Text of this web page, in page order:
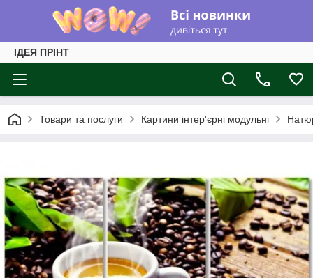
ІДЕЯ ПРІНТ
Товари та послуги Картини інтер'єрні модульні